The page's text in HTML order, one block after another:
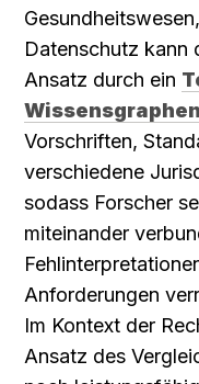
Datenschutz kann
Ansatz durch ein
Wissensgraphen
Vorschriften,
verschiedene
sodass Forscher
miteinander
Anforderungen
Im Kontext der
Ansatz des